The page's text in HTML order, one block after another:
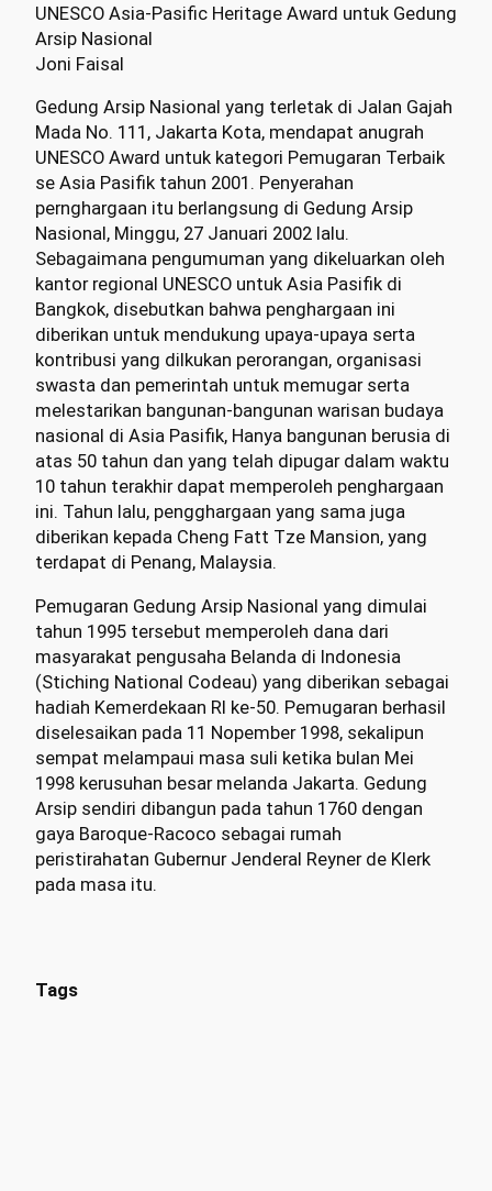
UNESCO Asia-Pasific Heritage Award untuk Gedung
Arsip Nasional
Joni Faisal
Gedung Arsip Nasional yang terletak di Jalan Gajah
Mada No. 111, Jakarta Kota, mendapat anugrah
UNESCO Award untuk kategori Pemugaran Terbaik
se Asia Pasifik tahun 2001. Penyerahan
pernghargaan itu berlangsung di Gedung Arsip
Nasional, Minggu, 27 Januari 2002 lalu.
Sebagaimana pengumuman yang dikeluarkan oleh
kantor regional UNESCO untuk Asia Pasifik di
Bangkok, disebutkan bahwa penghargaan ini
diberikan untuk mendukung upaya-upaya serta
kontribusi yang dilkukan perorangan, organisasi
swasta dan pemerintah untuk memugar serta
melestarikan bangunan-bangunan warisan budaya
nasional di Asia Pasifik, Hanya bangunan berusia di
atas 50 tahun dan yang telah dipugar dalam waktu
10 tahun terakhir dapat memperoleh penghargaan
ini. Tahun lalu, pengghargaan yang sama juga
diberikan kepada Cheng Fatt Tze Mansion, yang
terdapat di Penang, Malaysia.
Pemugaran Gedung Arsip Nasional yang dimulai
tahun 1995 tersebut memperoleh dana dari
masyarakat pengusaha Belanda di Indonesia
(Stiching National Codeau) yang diberikan sebagai
hadiah Kemerdekaan RI ke-50. Pemugaran berhasil
diselesaikan pada 11 Nopember 1998, sekalipun
sempat melampaui masa suli ketika bulan Mei
1998 kerusuhan besar melanda Jakarta. Gedung
Arsip sendiri dibangun pada tahun 1760 dengan
gaya Baroque-Racoco sebagai rumah
peristirahatan Gubernur Jenderal Reyner de Klerk
pada masa itu.
Tags